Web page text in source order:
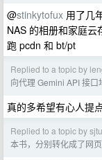
@stinkytofux 用了几
NAS 的相册和家庭
跑 pcdn 和 bt/pt
Replied to a topic by
向代理 Gemini API 接口
真的多希望有心人提
Replied to a topic by
本书，分别转化成了网页